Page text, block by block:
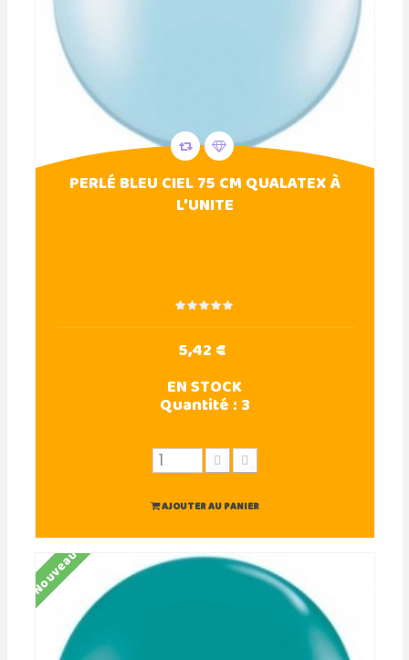
PERLÉ BLEU CIEL 75 CM QUALATEX À
L'UNITE
5,42 €
EN STOCK
Quantité :3
AJOUTER AU PANIER
Nouveau